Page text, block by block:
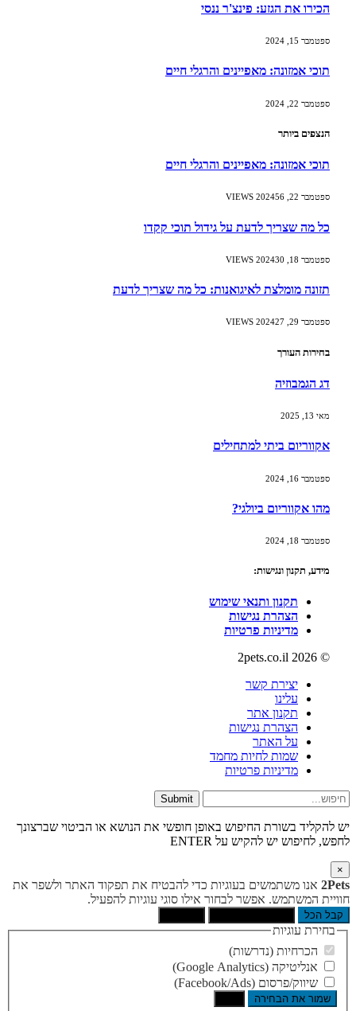
הכירו את הגזע: פינצ'ר ננסי
ספטמבר 15, 2024
תוכי אמזונה: מאפיינים והרגלי חיים
ספטמבר 22, 2024
הנצפים ביותר
תוכי אמזונה: מאפיינים והרגלי חיים
ספטמבר 22, 2024 56
VIEWS
כל מה שצריך לדעת על גידול תוכי קקדו
ספטמבר 18, 2024 30
VIEWS
תזונה מומלצת לאיגואנות: כל מה שצריך לדעת
ספטמבר 29, 2024 27
VIEWS
בחירות העורך
דג הגמבוזיה
מאי 13, 2025
אקווריום ביתי למתחילים
ספטמבר 16, 2024
מהו אקווריום ביולגי?
ספטמבר 18, 2024
מידע, תקנון ונגישות:
תקנון ותנאי שימוש
הצהרת נגישות
מדיניות פרטיות
© 2026 2pets.co.il
יצירת קשר
עלינו
תקנון אתר
הצהרת נגישות
על האתר
שמות לחיות מחמד
מדיניות פרטיות
Submit
יש להקליד בשורת החיפוש באופן חופשי את הנושא או הביטוי שברצונך
לחפש, לחיפוש יש להקיש על ENTER
×
2Pets אנו משתמשים בעוגיות כדי להבטיח את תפקוד האתר ולשפר את
חוויית המשתמש. אפשר לבחור אילו סוגי עוגיות להפעיל.
קבל הכל
בחירת עוגיות
הכרחיות (נדרשות)
אנליטיקה (Google Analytics)
שיווק/פרסום (Facebook/Ads)
שמור את הבחירה